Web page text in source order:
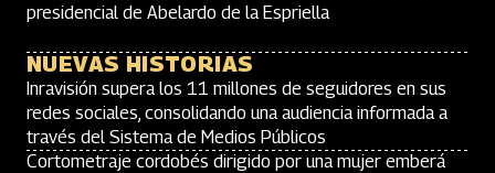
presidencial de Abelardo de la Espriella
NUEVAS HISTORIAS
Inravisión supera los 11 millones de seguidores en sus
redes sociales, consolidando una audiencia informada a
través del Sistema de Medios Públicos
Cortometraje cordobés dirigido por una mujer emberá